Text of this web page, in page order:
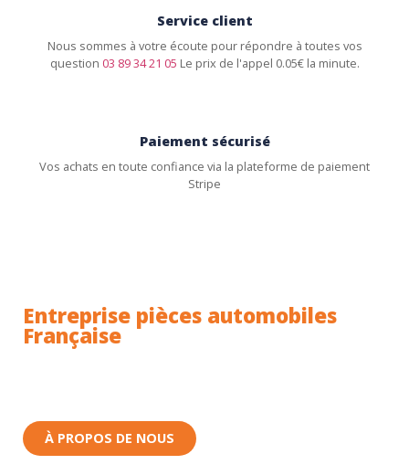
Service client
Nous sommes à votre écoute pour répondre à toutes vos
question 03 89 34 21 05 Le prix de l'appel 0.05€ la minute.
Paiement sécurisé
Vos achats en toute confiance via la plateforme de paiement
Stripe
Entreprise pièces automobiles
Française
À PROPOS DE NOUS